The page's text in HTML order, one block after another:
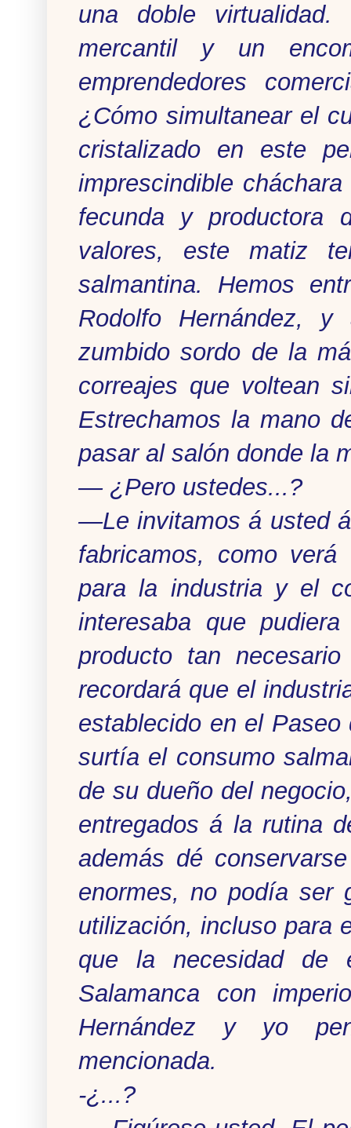
una doble
mercantil y un
emprendedores
¿Cómo simultanear el
cristalizado en este
imprescindible
fecunda y productora
valores, este matiz
salmantina. Hemos
Rodolfo Hernández,
zumbido sordo de la
correajes que voltean
Estrechamos la mano
pasar al salón donde la
— ¿Pero ustedes...?
—Le invitamos á usted
fabricamos, como
para la industria y el
interesaba que
producto tan
recordará que el
establecido en el
surtía el consumo
de su dueño del
entregados á la rutina
además dé
enormes, no podía ser
utilización, incluso para
que la necesidad de
Salamanca con
Hernández y yo
mencionada.
-¿...?